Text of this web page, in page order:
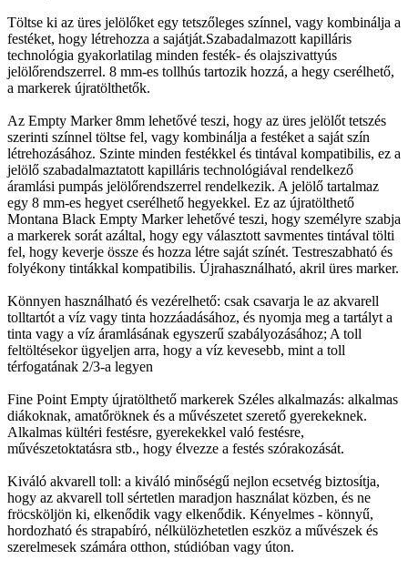
Töltse ki az üres jelölőket egy tetszőleges színnel, vagy kombinálja a
festéket, hogy létrehozza a sajátját.Szabadalmazott kapilláris
technológia gyakorlatilag minden festék- és olajszivattyús
jelölőrendszerrel. 8 mm-es tollhús tartozik hozzá, a hegy cserélhető,
a markerek újratölthetők.
Az Empty Marker 8mm lehetővé teszi, hogy az üres jelölőt tetszés
szerinti színnel töltse fel, vagy kombinálja a festéket a saját szín
létrehozásához. Szinte minden festékkel és tintával kompatibilis, ez a
jelölő szabadalmaztatott kapilláris technológiával rendelkező
áramlási pumpás jelölőrendszerrel rendelkezik. A jelölő tartalmaz
egy 8 mm-es hegyet cserélhető hegyekkel. Ez az újratölthető
Montana Black Empty Marker lehetővé teszi, hogy személyre szabja
a markerek sorát azáltal, hogy egy választott savmentes tintával tölti
fel, hogy keverje össze és hozza létre saját színét. Testreszabható és
folyékony tintákkal kompatibilis. Újrahasználható, akril üres marker.
Könnyen használható és vezérelhető: csak csavarja le az akvarell
tolltartót a víz vagy tinta hozzáadásához, és nyomja meg a tartályt a
tinta vagy a víz áramlásának egyszerű szabályozásához; A toll
feltöltésekor ügyeljen arra, hogy a víz kevesebb, mint a toll
térfogatának 2/3-a legyen
Fine Point Empty újratölthető markerek Széles alkalmazás: alkalmas
diákoknak, amatőröknek és a művészetet szerető gyerekeknek.
Alkalmas kültéri festésre, gyerekekkel való festésre,
művészetoktatásra stb., hogy élvezze a festés szórakozását.
Kiváló akvarell toll: a kiváló minőségű nejlon ecsetvég biztosítja,
hogy az akvarell toll sértetlen maradjon használat közben, és ne
fröcsköljön ki, elkenődik vagy elkenődik. Kényelmes - könnyű,
hordozható és strapabíró, nélkülözhetetlen eszköz a művészek és
szerelmesek számára otthon, stúdióban vagy úton.